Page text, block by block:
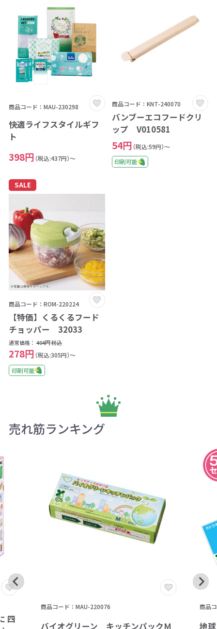
商品コード：MAU-230298
快適ライフスタイルギフ
ト
398円 （税込:437円）～
商品コード：KNT-240070
バンブーエコフードクリ
ップ V010581
54円 （税込:59円）～
印刷可能
SALE
商品コード：ROM-220224
【特価】くるくるフード
チョッパー 32033
通常価格： 404円税込
278円 （税込:305円）～
印刷可能
売れ筋ランキング
四
商品コード：MAU-220076
バイオグリーン キッチンパックＭ
商品
地